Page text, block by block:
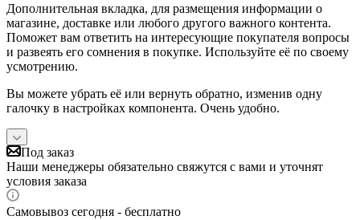
Дополнительная вкладка, для размещения информации о
магазине, доставке или любого другого важного контента.
Поможет вам ответить на интересующие покупателя вопросы
и развеять его сомнения в покупке. Используйте её по своему
усмотрению.
Вы можете убрать её или вернуть обратно, изменив одну
галочку в настройках компонента. Очень удобно.
Под заказ
Наши менеджеры обязательно свяжутся с вами и уточнят
условия заказа
Самовывоз сегодня - бесплатно